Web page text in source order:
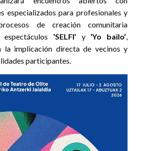
especializados para profesionales y
de creación comunitaria
‘SELFI’ y‘Yo bailo’,
la implicación directa de vecinos y
participantes.